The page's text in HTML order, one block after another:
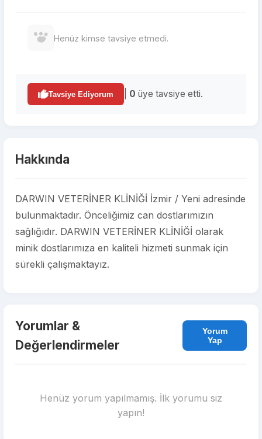
Henüz kimse tavsiye etmedi.
Tavsiye Ediyorum 0 üye tavsiye etti.
Hakkında
DARWIN VETERİNER KLİNİĞİ İzmir / Yeni adresinde
bulunmaktadır. Önceliğimiz can dostlarımızın
sağlığıdır. DARWIN VETERİNER KLİNİĞİ olarak
minik dostlarımıza en kaliteli hizmeti sunmak için
sürekli çalışmaktayız.
Yorumlar &
Değerlendirmeler
Yorum
Yap
Henüz yorum yapılmamış. İlk yorumu siz
yapın!